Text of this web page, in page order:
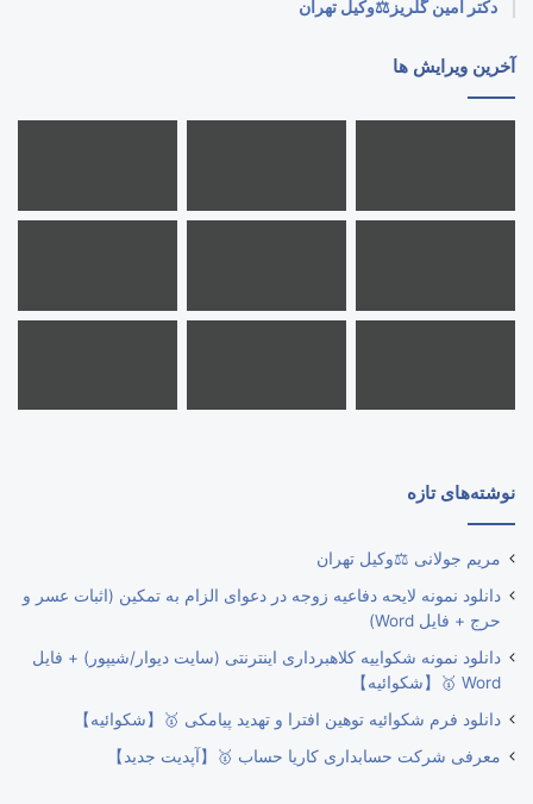
دکتر امین گلریز⚖️وکیل تهران
آخرین ویرایش ها
نوشته‌های تازه
مریم جولانی ⚖️وکیل تهران
دانلود نمونه لایحه دفاعیه زوجه در دعوای الزام به تمکین (اثبات عسر و
حرج + فایل Word)
دانلود نمونه شکواییه کلاهبرداری اینترنتی (سایت دیوار/شیپور) + فایل
Word 🥇【شکوائیه】
دانلود فرم شکوائیه توهین افترا و تهدید پیامکی 🥇【شکوائیه】
معرفی شرکت حسابداری کاریا حساب 🥇【آپدیت جدید】